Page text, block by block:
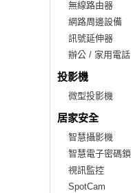
無線路由器
網路周邊設備
訊號延伸器
辦公 / 家用電話
投影機
微型投影機
居家安全
智慧攝影機
智慧電子密碼鎖
視訊監控
SpotCam